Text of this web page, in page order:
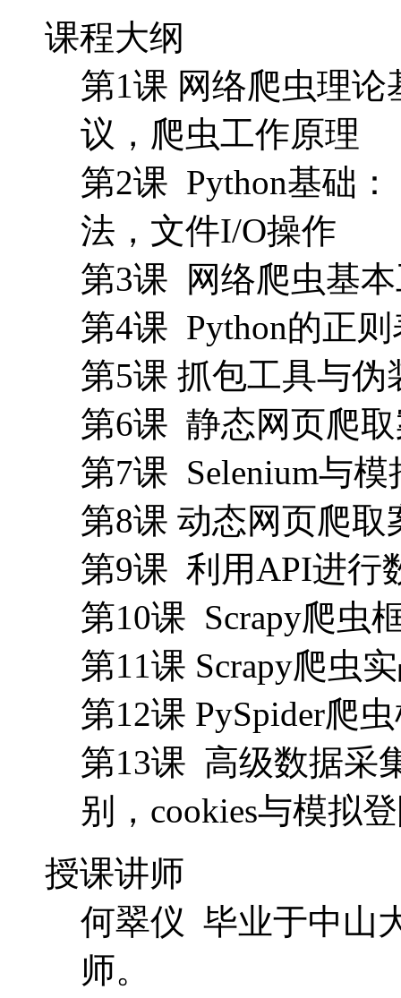
课程大纲
第1课 网络爬虫理
议，爬虫工作原理
第2课 Python基础
法，文件I/O操作
第3课 网络爬虫基
第4课 Python的正
第5课 抓包工具与伪
第6课 静态网页爬
第7课 Selenium与模
第8课 动态网页爬
第9课 利用API进行
第10课 Scrapy爬虫
第11课 Scrapy爬虫
第12课 PySpider爬
第13课 高级数据采
别，cookies与模拟
授课讲师
何翠仪 毕业于中山
师。